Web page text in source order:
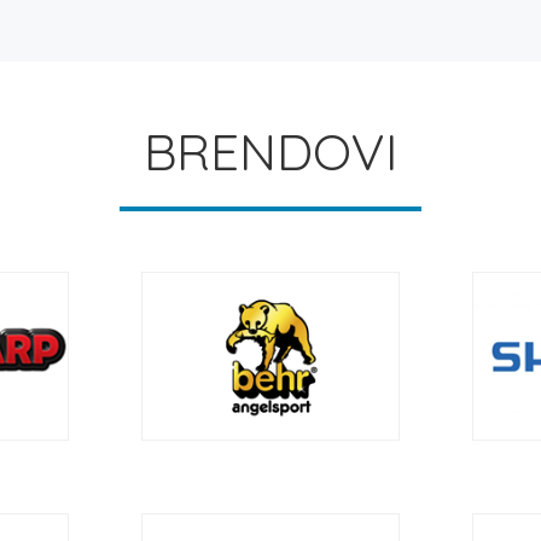
BRENDOVI